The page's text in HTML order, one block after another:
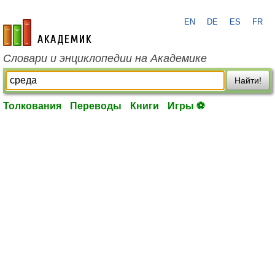
academic.ru
EN DE ES FR
Словари и энциклопедии на Академике
Найти!
Толкования Переводы Книги Игры ⚽